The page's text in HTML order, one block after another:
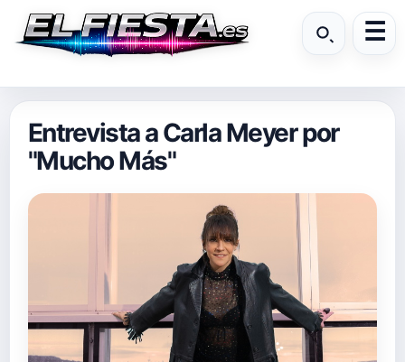
Entrevista a Carla Meyer por
"Mucho Más"